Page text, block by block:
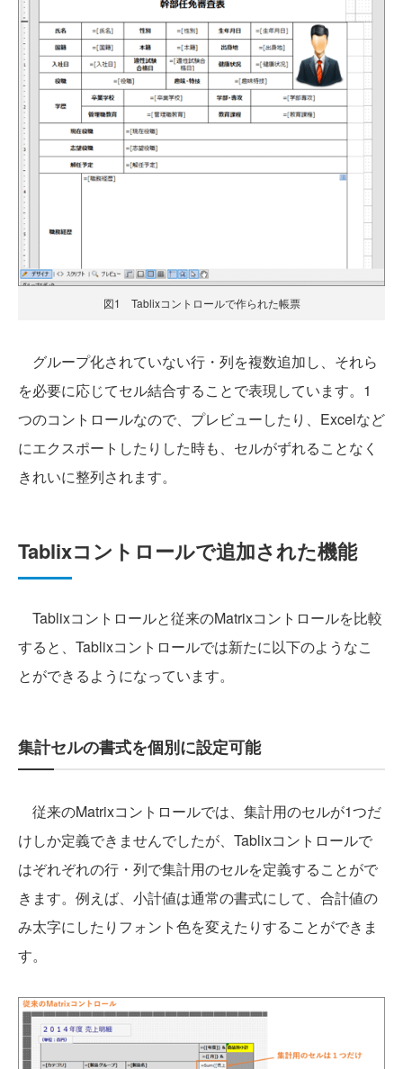
図1 Tablixコントロールで作られた帳票
グループ化されていない行・列を複数追加し、それら
を必要に応じてセル結合することで表現しています。1
つのコントロールなので、プレビューしたり、Excelなど
にエクスポートしたりした時も、セルがずれることなく
きれいに整列されます。
Tablixコントロールで追加された機能
Tablixコントロールと従来のMatrixコントロールを比較
すると、Tablixコントロールでは新たに以下のようなこ
とができるようになっています。
集計セルの書式を個別に設定可能
従来のMatrixコントロールでは、集計用のセルが1つだ
けしか定義できませんでしたが、Tablixコントロールで
はぞれぞれの行・列で集計用のセルを定義することがで
きます。例えば、小計値は通常の書式にして、合計値の
み太字にしたりフォント色を変えたりすることができま
す。